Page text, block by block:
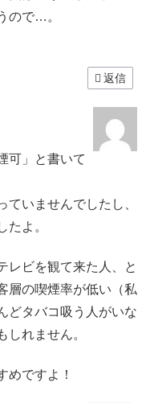
ので…。
返信
可」と書いて
いませんでしたし、
たよ。
レビを観て来た人、と
層の喫煙率が低い（私
どタバコ吸う人がいな
れません。
めですよ！